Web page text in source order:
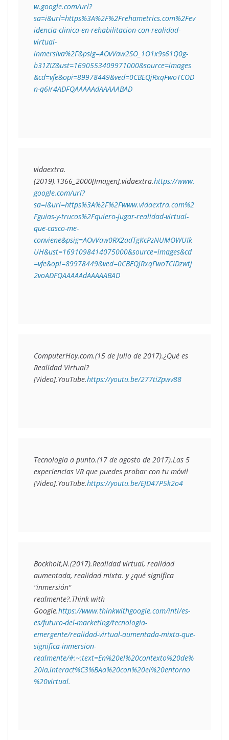
w.google.com/url?
sa=i&url=https%3A%2F%2Frehametrics.com%2Fev
idencia-clinica-en-rehabilitacion-con-realidad-
virtual-
inmersiva%2F&psig=AOvVaw2SO_1O1x9s61Q0g-
b31ZIZ&ust=1690553409971000&source=images
&cd=vfe&opi=89978449&ved=0CBEQjRxqFwoTCOD
n-q6Ir4ADFQAAAAAdAAAAABAD
vidaextra.
(2019). 1366_2000[Imagen].vidaextra.https://www.
google.com/url?
sa=i&url=https%3A%2F%2Fwww.vidaextra.com%2
Fguias-y-trucos%2Fquiero-jugar-realidad-virtual-
que-casco-me-
conviene&psig=AOvVaw0RX2adTgKcPzNUMOWUIk
UH&ust=1691098414075000&source=images&cd
=vfe&opi=89978449&ved=0CBEQjRxqFwoTCIDzwtj
2voADFQAAAAAdAAAAABAD
ComputerHoy.com.(15 de julio de 2017).¿Qué es
Realidad Virtual?
[Video].YouTube.https://youtu.be/277tiZpwv88
Tecnología a punto.(17 de agosto de 2017).Las 5
experiencias VR que puedes probar con tu móvil
[Video].YouTube.https://youtu.be/EJD47P5k2o4
Bockholt,N.(2017).Realidad virtual, realidad
aumentada, realidad mixta. y ¿qué significa
"inmersión"
realmente?.Think with
Google.https://www.thinkwithgoogle.com/intl/es-
es/futuro-del-marketing/tecnologia-
emergente/realidad-virtual-aumentada-mixta-que-
significa-inmersion-
realmente/#:~:text=En%20el%20contexto%20de%
20la,interact%C3%BAa%20con%20el%20entorno
%20virtual.